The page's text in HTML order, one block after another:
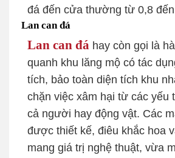
đá đến cửa thường từ 0,8
Lan can đá
Lan can đá hay còn gọi là
quanh khu lăng mộ có tác
tích, bảo toàn diện tích khu
chặn việc xâm hại từ các yếu
cả người hay động vật. Các
được thiết kế, điêu khắc hoa
mang giá trị nghệ thuật, vừa